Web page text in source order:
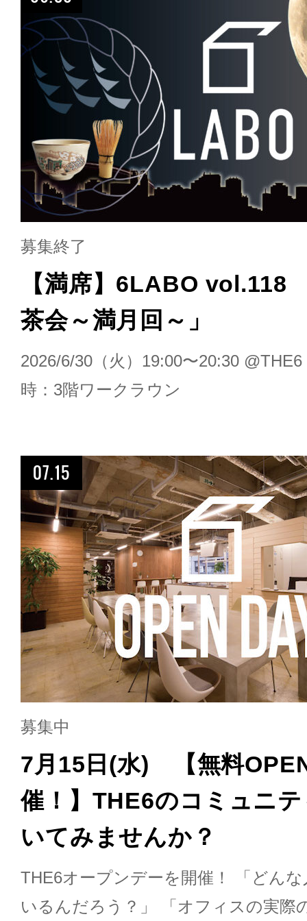
募集終了
【満席】6LABO vol.118
茶会～満月回～」
2026/6/30（火）19:00〜20:30
時：3階ワークラウン
07.15
募集中
7月15日(水) 【無料
催！】THE6のコミュニ
いてみませんか？
THE6オープンデーを開催！ 「どん
いるんだろう？」 「オフィスの実際